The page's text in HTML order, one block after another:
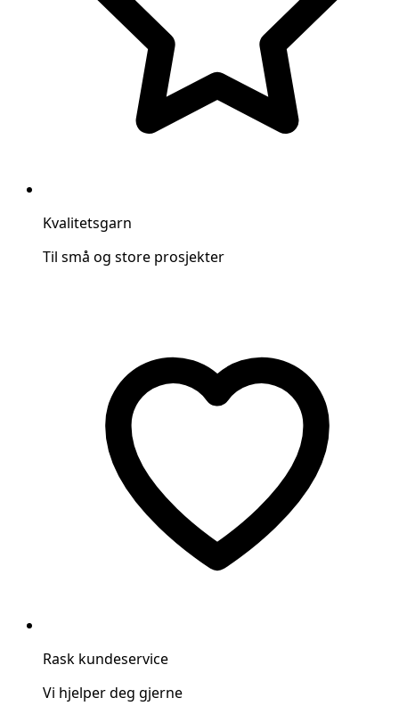
Kvalitetsgarn
Til små og store prosjekter
Rask kundeservice
Vi hjelper deg gjerne